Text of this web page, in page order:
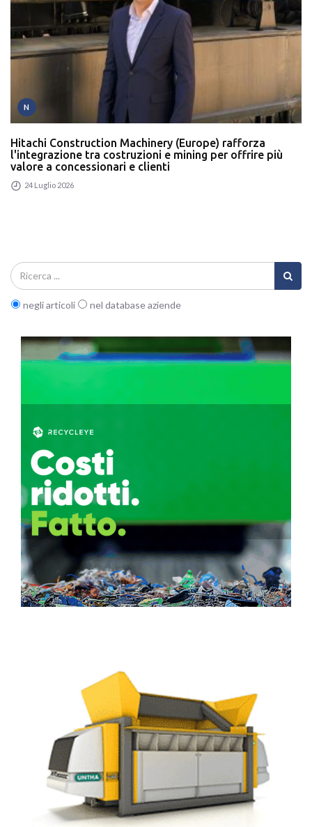
N
Hitachi Construction Machinery (Europe) rafforza
l'integrazione tra costruzioni e mining per offrire più
valore a concessionari e clienti
24 Luglio 2026
negli articoli nel database aziende